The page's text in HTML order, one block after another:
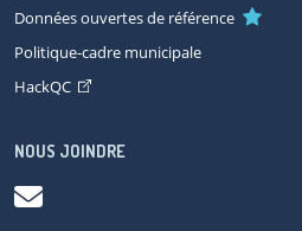
Données ouvertes de référence
Politique-cadre municipale
HackQC
NOUS JOINDRE